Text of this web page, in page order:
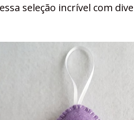
seleção incrível com